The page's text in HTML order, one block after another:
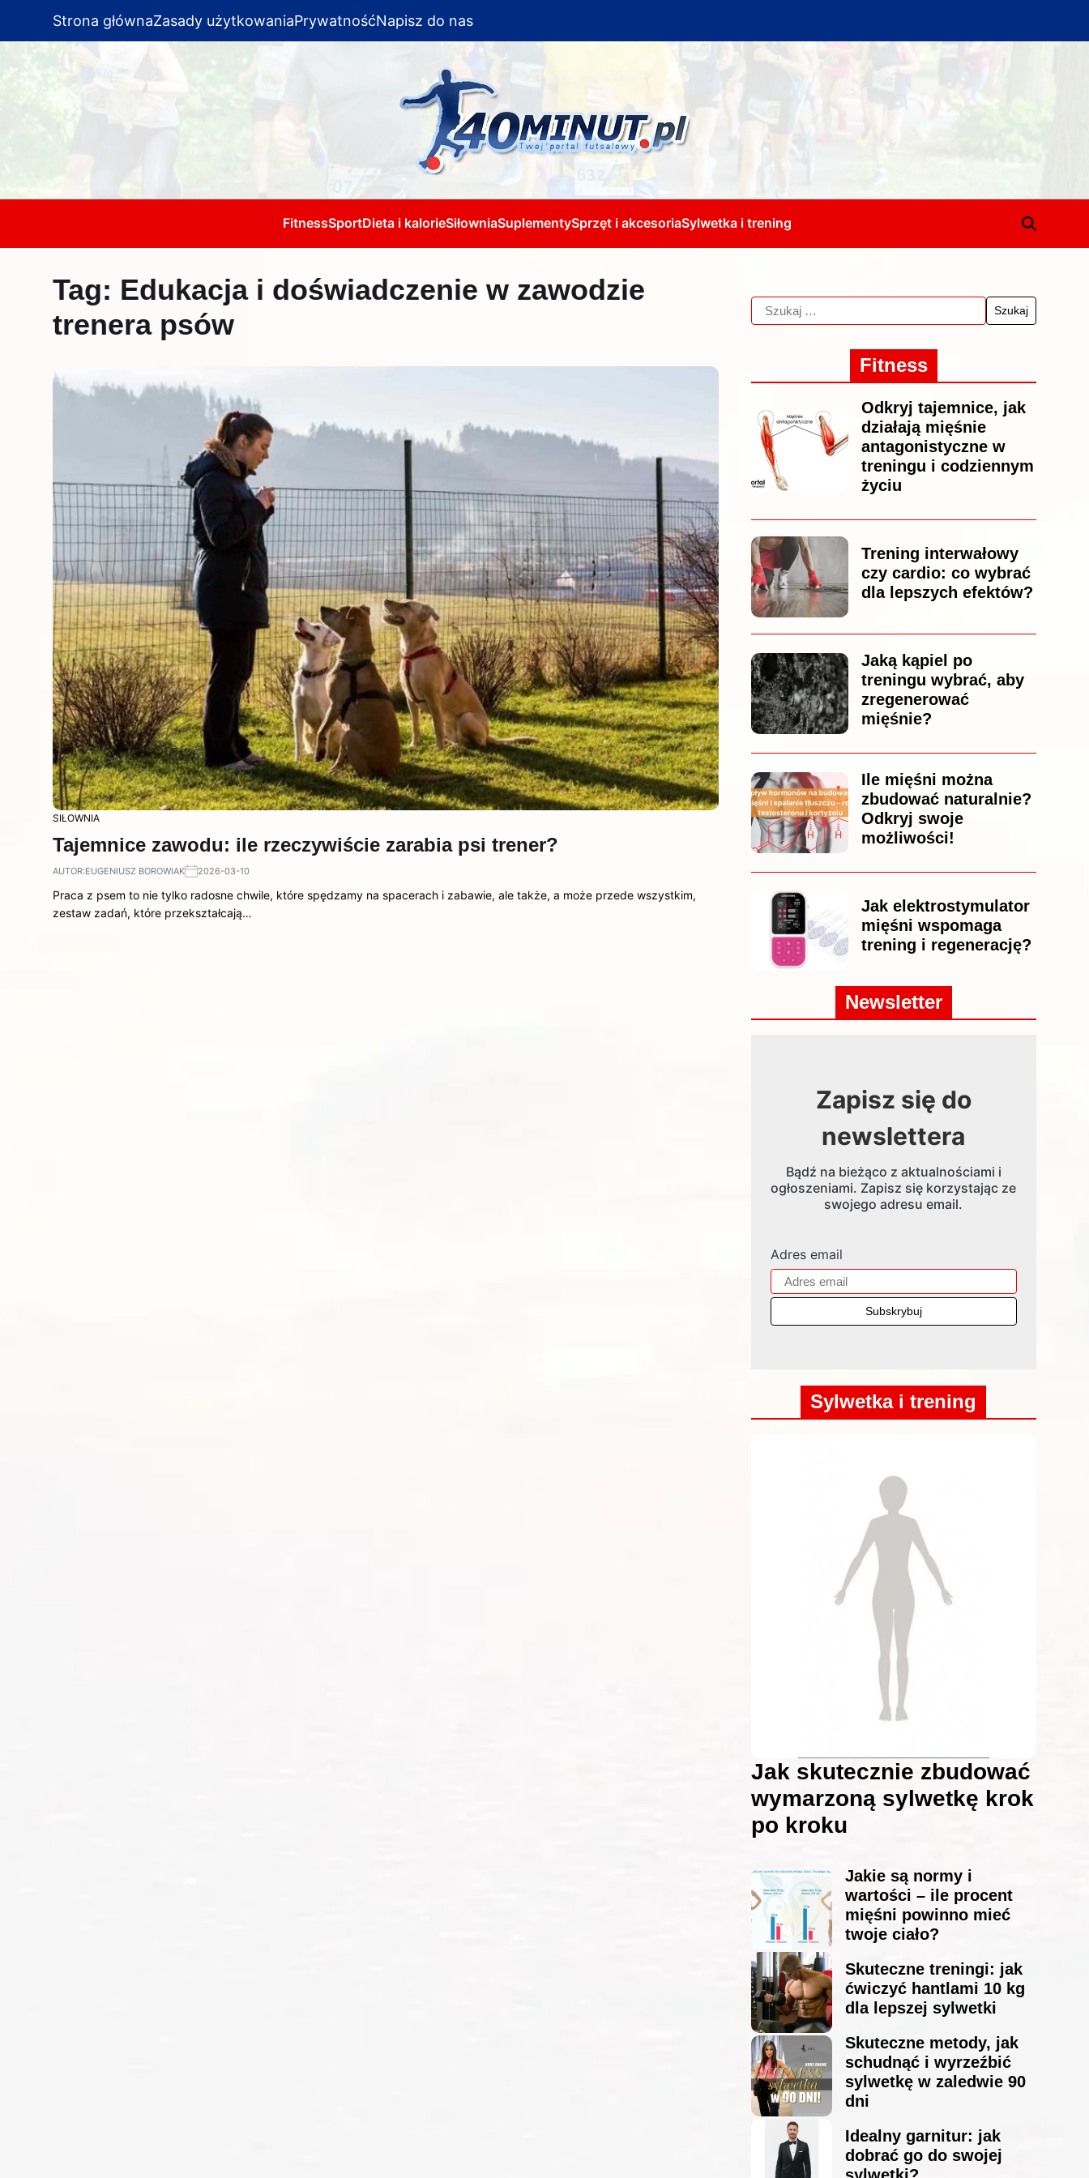
Strona głównaZasady użytkowaniaPrywatnośćNapisz do nas
FitnessSportDieta i kalorieSiłowniaSuplementySprzęt i akcesoriaSylwetka i trening
Tag: Edukacja i doświadczenie w zawodzie
trenera psów
SIŁOWNIA
Tajemnice zawodu: ile rzeczywiście zarabia psi trener?
AUTOR:EUGENIUSZ BOROWIAK 2026-03-10
Praca z psem to nie tylko radosne chwile, które spędzamy na spacerach i zabawie, ale także, a może przede wszystkim,
zestaw zadań, które przekształcają…
Fitness
Odkryj tajemnice, jak
działają mięśnie
antagonistyczne w
treningu i codziennym
życiu
Trening interwałowy
czy cardio: co wybrać
dla lepszych efektów?
Jaką kąpiel po
treningu wybrać, aby
zregenerować
mięśnie?
Ile mięśni można
zbudować naturalnie?
Odkryj swoje
możliwości!
Jak elektrostymulator
mięśni wspomaga
trening i regenerację?
Newsletter
Zapisz się do
newslettera
Bądź na bieżąco z aktualnościami i
ogłoszeniami. Zapisz się korzystając ze
swojego adresu email.
Adres email
Sylwetka i trening
Jak skutecznie zbudować
wymarzoną sylwetkę krok
po kroku
Jakie są normy i
wartości – ile procent
mięśni powinno mieć
twoje ciało?
Skuteczne treningi: jak
ćwiczyć hantlami 10 kg
dla lepszej sylwetki
Skuteczne metody, jak
schudnąć i wyrzeźbić
sylwetkę w zaledwie 90
dni
Idealny garnitur: jak
dobrać go do swojej